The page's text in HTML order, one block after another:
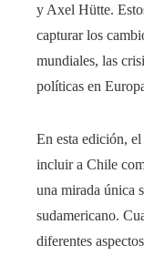
y Axel Hütte.
capturar los
mundiales, las
políticas en
En esta edición,
incluir a Chile
una mirada única
sudamericano.
diferentes